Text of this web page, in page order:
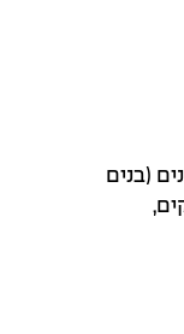
בקרב שחקני אקדמיה לצעירים בכדורגל. הנבדקים היו 114 כדורגלנים (בנים